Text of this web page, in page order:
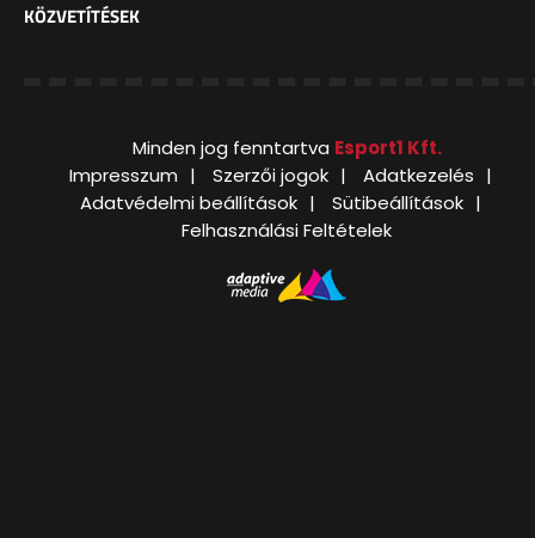
KÖZVETÍTÉSEK
Minden jog fenntartva Esport1 Kft.
Impresszum
Szerzői jogok
Adatkezelés
Adatvédelmi beállítások
Sütibeállítások
Felhasználási Feltételek